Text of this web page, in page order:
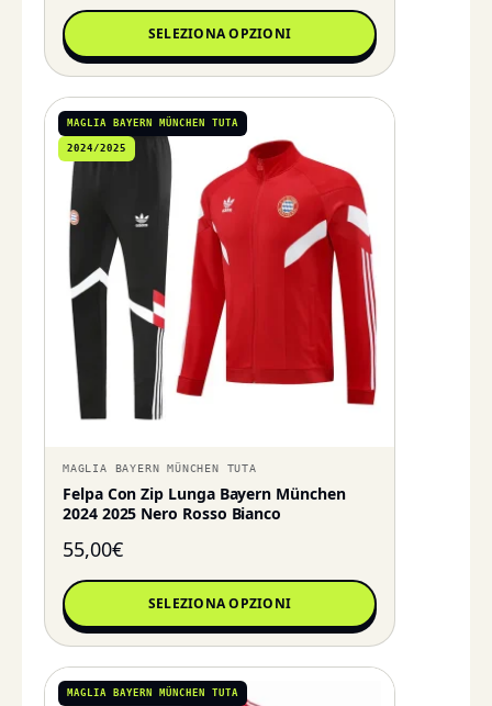
SELEZIONA OPZIONI
MAGLIA BAYERN MÜNCHEN TUTA
2024/2025
MAGLIA BAYERN MÜNCHEN TUTA
Felpa Con Zip Lunga Bayern München
2024 2025 Nero Rosso Bianco
55,00€
SELEZIONA OPZIONI
MAGLIA BAYERN MÜNCHEN TUTA